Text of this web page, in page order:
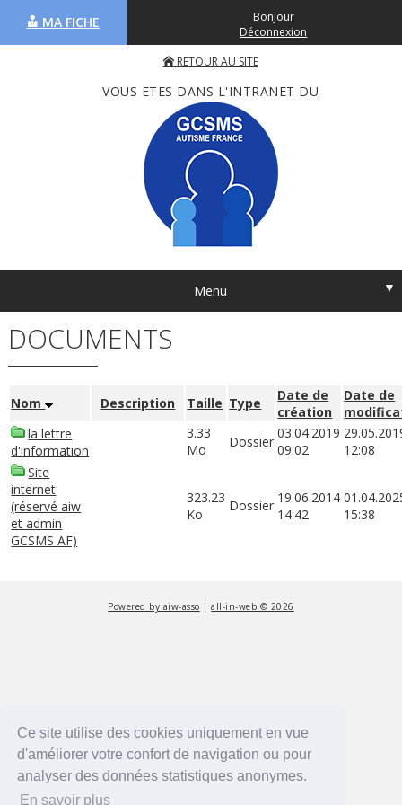
Ce site utilise des cookies uniquement en vue
d'améliorer votre confort de navigation ou pour
analyser des données statistiques anonymes.
En savoir plus
MA FICHE
Bonjour
Déconnexion
VOUS ETES DANS L'INTRANET DU
RETOUR AU SITE
Menu ▼
DOCUMENTS
Nom Description Taille Type
Date de
création
Date de
la lettre
d'information
3.33
Mo
Dossier
03.04.2019
09:02
12:08
Site
internet
(réservé aiw
et admin
GCSMS AF)
323.23
Ko
Dossier 19.06.2014
14:42
15:38
Powered by aiw-asso |all-in-web © 2026